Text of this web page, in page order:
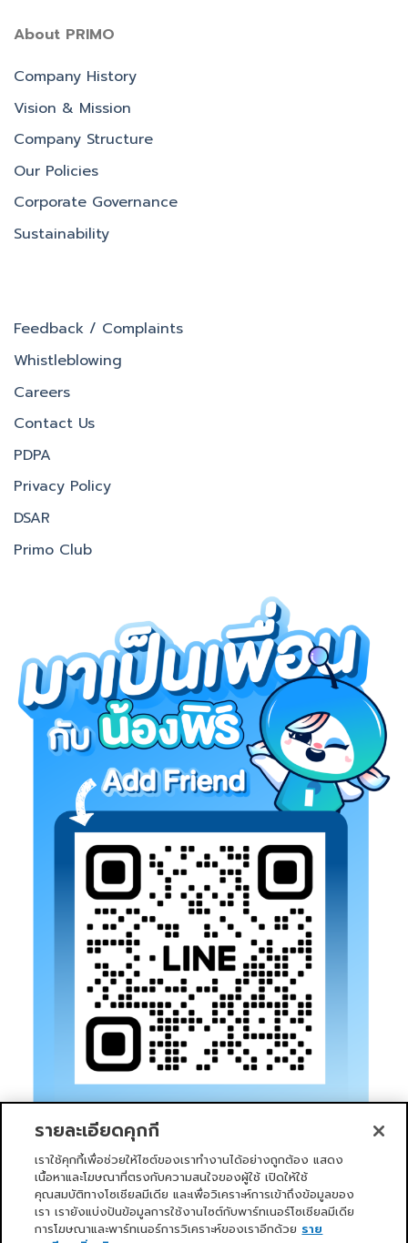
About PRIMO
Company History
Vision & Mission
Company Structure
Our Policies
Corporate Governance
Sustainability
Feedback / Complaints
Whistleblowing
Careers
Contact Us
PDPA
Privacy Policy
DSAR
Primo Club
หน้าแรก บริการของเรา ข่าวสารและกิจกรรม PRIMO CLUB
รายละเอียดคุกกี้
เราใช้คุกกี้เพื่อช่วยให้ไซต์ของเราทำงานได้อย่างถูกต้อง แสดง
เนื้อหาและโฆษณาที่ตรงกับความสนใจของผู้ใช้ เปิดให้ใช้
คุณสมบัติทางโซเชียลมีเดีย และเพื่อวิเคราะห์การเข้าถึงข้อมูลของ
เรา เรายังแบ่งปันข้อมูลการใช้งานไซต์กับพาร์ทเนอร์โซเชียลมีเดีย
การโฆษณาและพาร์ทเนอร์การวิเคราะห์ของเราอีกด้วย ราย